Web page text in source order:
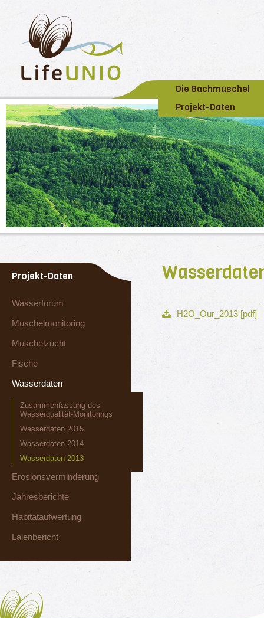
Die Bachmuschel
Projekt-Daten
Projekt-Daten
Wasserforum
Muschelmonitoring
Muschelzucht
Fische
Wasserdaten
Zusammenfassung des
Wasserqualität-Monitorings
Wasserdaten 2015
Wasserdaten 2014
Wasserdaten 2013
Erosionsverminderung
Jahresberichte
Habitataufwertung
Laienbericht
H2O_Our_2013 [pdf]